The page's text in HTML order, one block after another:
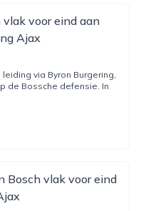
voor eind aan
Ajax
via Byron Burgering,
de Bossche defensie. In
Bosch vlak voor eind